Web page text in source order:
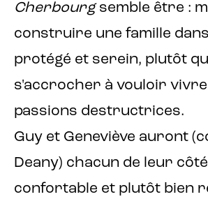
Cherbourgsemble être :
construire une famille
protégé et serein, plutôt
s'accrocher à vouloir vivre
passions destructrices.
Guy et Geneviève auront
Deany) chacun de leur
confortable et plutôt bien